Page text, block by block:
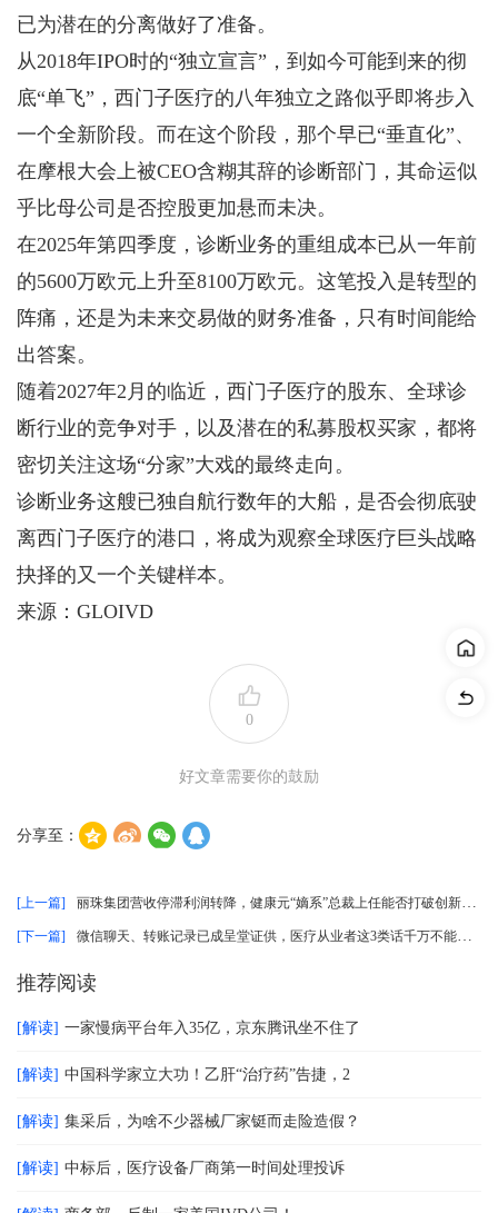
已为潜在的分离做好了准备。
从2018年IPO时的“独立宣言”，到如今可能到来的彻
底“单飞”，西门子医疗的八年独立之路似乎即将步入
一个全新阶段。而在这个阶段，那个早已“垂直化”、
在摩根大会上被CEO含糊其辞的诊断部门，其命运似
乎比母公司是否控股更加悬而未决。
在2025年第四季度，诊断业务的重组成本已从一年前
的5600万欧元上升至8100万欧元。这笔投入是转型的
阵痛，还是为未来交易做的财务准备，只有时间能给
出答案。
随着2027年2月的临近，西门子医疗的股东、全球诊
断行业的竞争对手，以及潜在的私募股权买家，都将
密切关注这场“分家”大戏的最终走向。
诊断业务这艘已独自航行数年的大船，是否会彻底驶
离西门子医疗的港口，将成为观察全球医疗巨头战略
抉择的又一个关键样本。
来源：GLOIVD
0
好文章需要你的鼓励
分享至：
[上一篇] 丽珠集团营收停滞利润转降，健康元“嫡系”总裁上任能否打破创新僵局？ ...
[下一篇] 微信聊天、转账记录已成呈堂证供，医疗从业者这3类话千万不能说 ...
推荐阅读
[解读] 一家慢病平台年入35亿，京东腾讯坐不住了
[解读] 中国科学家立大功！乙肝“治疗药”告捷，2
[解读] 集采后，为啥不少器械厂家铤而走险造假？
[解读] 中标后，医疗设备厂商第一时间处理投诉